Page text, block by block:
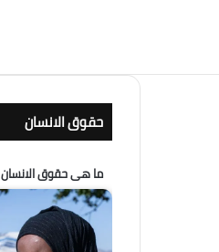
حقوق الانسان
ما هى حقوق الانسان